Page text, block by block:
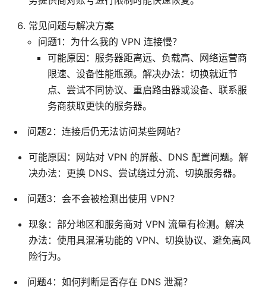
常见问题与解决方案
问题1：为什么我的 VPN 连接慢？
可能原因：服务器距离远、负载高、网络运营商
限速、设备性能瓶颈。解决办法：切换就近节
点、尝试不同协议、重启路由器或设备、联系服
务商获取更快的服务器。
问题2：连接后仍无法访问某些网站？
可能原因：网站对 VPN 的屏蔽、DNS 配置问题。解
决办法：更换 DNS、尝试绕过分流、切换服务器。
问题3：会不会被检测出使用 VPN？
现象：部分地区和服务商对 VPN 流量有检测。解决
办法：使用具混淆功能的 VPN、切换协议、避免高风
险行为。
问题4：如何判断是否存在 DNS 泄漏？